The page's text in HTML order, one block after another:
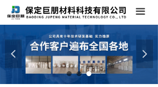
넳 넲
끀
首页
产品中心